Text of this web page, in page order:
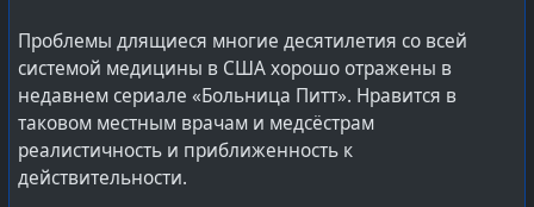
Проблемы длящиеся многие десятилетия со всей
системой медицины в США хорошо отражены в
недавнем сериале «Больница Питт». Нравится в
таковом местным врачам и медсёстрам
реалистичность и приближенность к
действительности.